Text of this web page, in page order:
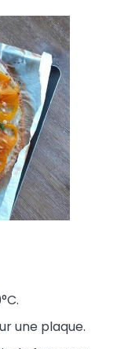
une plaque.